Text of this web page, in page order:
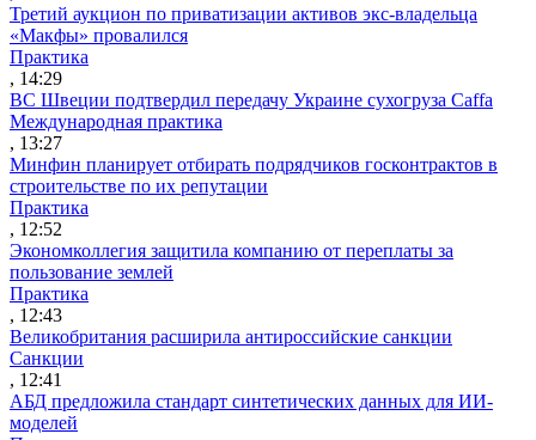
Третий аукцион по приватизации активов экс-владельца
«Макфы» провалился
Практика
, 14:29
ВС Швеции подтвердил передачу Украине сухогруза Caffa
Международная практика
, 13:27
Минфин планирует отбирать подрядчиков госконтрактов в
строительстве по их репутации
Практика
, 12:52
Экономколлегия защитила компанию от переплаты за
пользование землей
Практика
, 12:43
Великобритания расширила антироссийские санкции
Санкции
, 12:41
АБД предложила стандарт синтетических данных для ИИ-
моделей